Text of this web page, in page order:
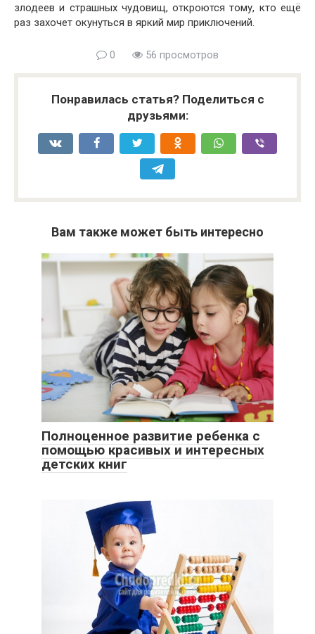
злодеев и страшных чудовищ, откроются тому, кто ещё
раз захочет окунуться в яркий мир приключений.
0 56 просмотров
Понравилась статья? Поделиться с
друзьями:
Вам также может быть интересно
Полноценное развитие ребенка с
помощью красивых и интересных
детских книг